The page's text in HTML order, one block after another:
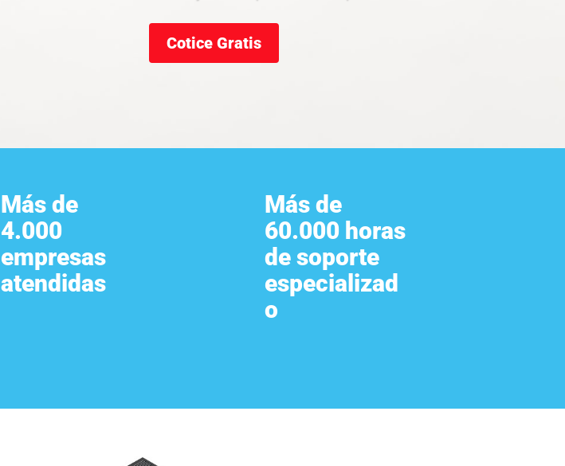
Cotice Gratis
Más de
4.000
empresas
atendidas
Más de
60.000 horas
de soporte
especializad
o